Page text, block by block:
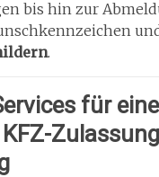
bis hin zur
.
für eine